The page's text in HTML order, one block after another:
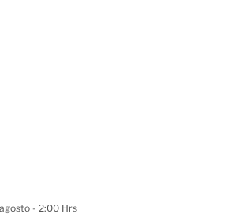
- 2:00 Hrs